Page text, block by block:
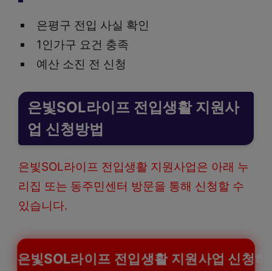
은평구 전입 사실 확인
1인가구 요건 충족
예산 소진 전 신청
은빛SOL라이프 전입생활 지원사
업 신청방법
은빛SOL라이프 전입생활 지원사업은 아래 누
리집 또는 동주민센터 방문을 통해 신청할 수
있습니다.
은빛SOL라이프 전입생활 지원사업 신청하